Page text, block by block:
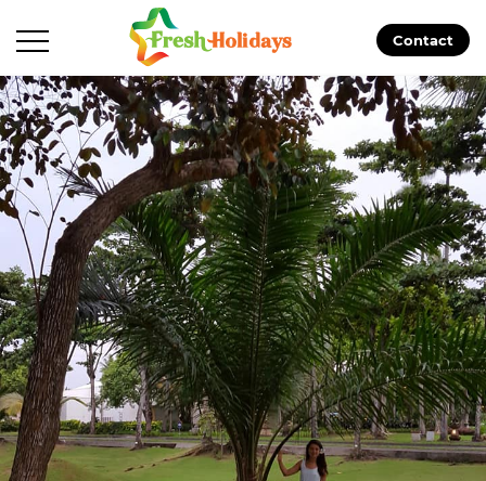
Contact